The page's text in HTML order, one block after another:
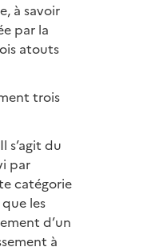
à savoir
par la
atouts
trois
s’agit du
par
catégorie
les
d’un
à